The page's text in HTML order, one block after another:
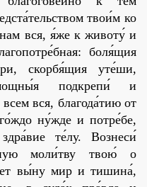
твои́м ко
вся, я́же к животу́ и
боля́щия
скорбя́щия уте́ши,
подкрепи́ и
вся, благода́тию от
ну́жде и потре́бе,
те́лу. Вознеси́
моли́тву твою́ о
вы́ну мир и тишина́,